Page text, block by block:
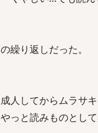
の繰り返しだった。
成人してからムラサ
やっと読みものとし